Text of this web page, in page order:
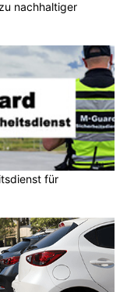
nachhaltiger
für